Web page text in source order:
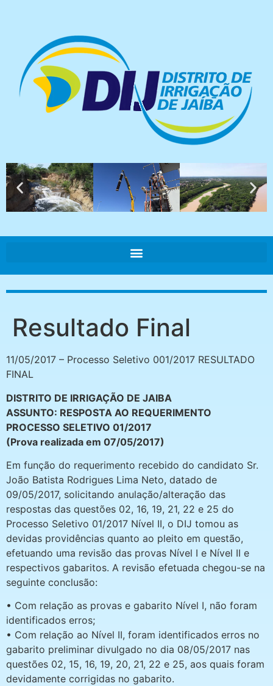
Resultado Final
11/05/2017 – Processo Seletivo 001/2017 RESULTADO
FINAL
DISTRITO DE IRRIGAÇÃO DE JAIBA
ASSUNTO: RESPOSTA AO REQUERIMENTO
PROCESSO SELETIVO 01/2017
(Prova realizada em 07/05/2017)
Em função do requerimento recebido do candidato Sr.
João Batista Rodrigues Lima Neto, datado de
09/05/2017, solicitando anulação/alteração das
respostas das questões 02, 16, 19, 21, 22 e 25 do
Processo Seletivo 01/2017 Nível II, o DIJ tomou as
devidas providências quanto ao pleito em questão,
efetuando uma revisão das provas Nível I e Nível II e
respectivos gabaritos. A revisão efetuada chegou-se na
seguinte conclusão:
• Com relação as provas e gabarito Nível I, não foram
identificados erros;
• Com relação ao Nível II, foram identificados erros no
gabarito preliminar divulgado no dia 08/05/2017 nas
questões 02, 15, 16, 19, 20, 21, 22 e 25, aos quais foram
devidamente corrigidas no gabarito.